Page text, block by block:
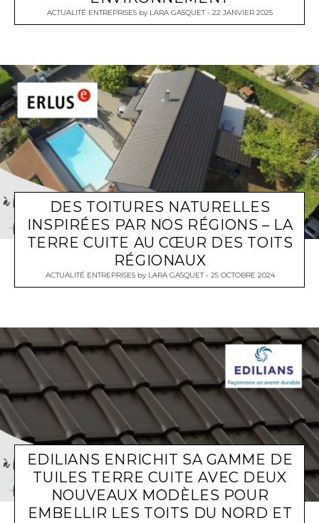
ACTUALITÉ ENTREPRISES by LARA GASQUET 22 JANVIER 2025
DES TOITURES NATURELLES
INSPIRÉES PAR NOS RÉGIONS – LA
TERRE CUITE AU CŒUR DES TOITS
RÉGIONAUX
ACTUALITÉ ENTREPRISESby LARA GASQUET 25 OCTOBRE 2024
EDILIANS ENRICHIT SA GAMME DE
TUILES TERRE CUITE AVEC DEUX
NOUVEAUX MODÈLES POUR
EMBELLIR LES TOITS DU NORD ET